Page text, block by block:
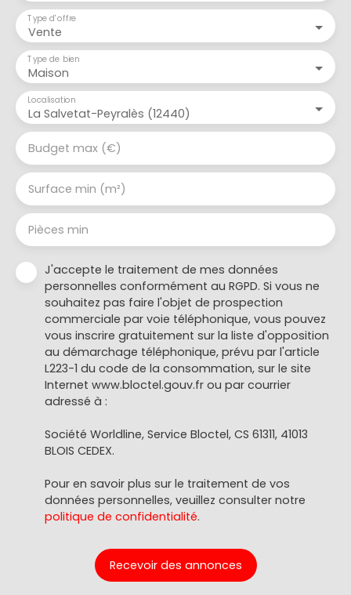
aménagements restent à faire selon les projets et
goûts de chacun. Une cave complète l'ensemble.
Cette maison allie le charme de l'ancien, de beaux
volumes, dans un cadre paisible au cœur de la
campagne aveyronnaise.
Vente
Type d'offre
Maison
Type de bien
La Salvetat-Peyralès (12440)
Localisation
Budget max (€)
Surface min (m²)
Pièces min
J'accepte le traitement de mes données
personnelles conformément au RGPD. Si vous ne
souhaitez pas faire l'objet de prospection
commerciale par voie téléphonique, vous pouvez
vous inscrire gratuitement sur la liste d'opposition
au démarchage téléphonique, prévu par l'article
L223-1 du code de la consommation, sur le site
Internet www.bloctel.gouv.fr ou par courrier
adressé à :
Société Worldline, Service Bloctel, CS 61311, 41013
BLOIS CEDEX.
Pour en savoir plus sur le traitement de vos
données personnelles, veuillez consulter notre
politique de confidentialité.
Recevoir des annonces